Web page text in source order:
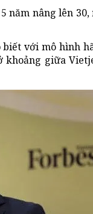
nâng lên
với mô hình
giữa